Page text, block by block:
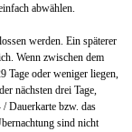
abwählen.
werden. Ein späterer
Wenn zwischen dem
Tage oder weniger liegen,
nächsten drei Tage,
Dauerkarte bzw. das
sind nicht